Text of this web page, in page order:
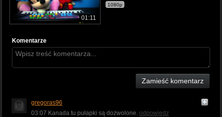
01:11
1080p
Komentarze
Zamieść komentarz
gregoras96
03:07 Kanada tu pułapki są dozwolone. odpowiedz